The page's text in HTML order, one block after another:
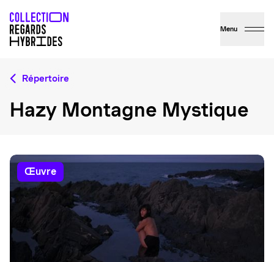
Menu
Répertoire
Hazy Montagne Mystique
œuvre